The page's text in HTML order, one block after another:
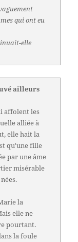
qui ont eu
elle
ailleurs
affolent les
alliée à
elle hait la
qu'une fille
par une âme
misérable
la
elle ne
pourtant.
la foule